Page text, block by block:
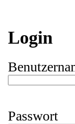
Login
Passwort